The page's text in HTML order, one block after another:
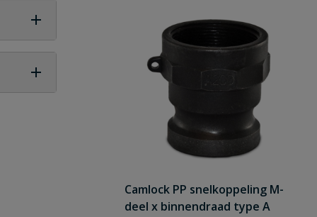
Camlock PP snelkoppeling M-
deel x binnendraad type A